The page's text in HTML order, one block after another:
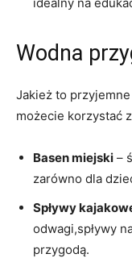
Wodna
Jakież to
możecie korzystać
Basen miejski –
zarówno dla​
Spływy
odwagi,spływy
przygodą.